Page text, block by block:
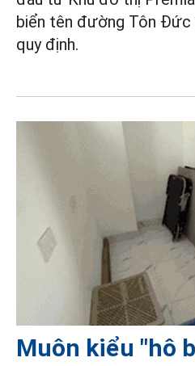
biển tên đường Tôn Đức
quy định.
Muôn kiểu "hô